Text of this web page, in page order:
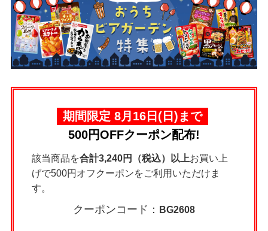
期間限定 8月16日(日)まで
500円OFFクーポン配布!
該当商品を合計3,240円（税込）以上お買い上
げで500円オフクーポンをご利用いただけま
す。
クーポンコード： BG2608